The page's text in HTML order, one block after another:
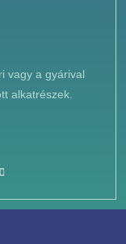
vagy a gyárival
alkatrészek.